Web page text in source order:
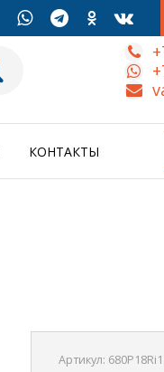
КОНТАКТЫ
Артикул: